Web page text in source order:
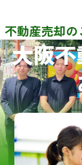
者から連絡を
が、面談をし
売買価格や条
した。その中
ングさんを選
担当者の大橋
実に感じたか
依頼してから
期間で売買契
き感謝してお
不動産売却の
大阪